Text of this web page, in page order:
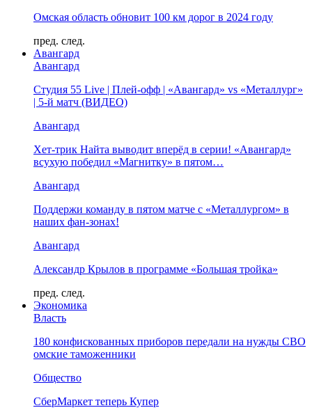
Омская область обновит 100 км дорог в 2024 году
пред. след.
Авангард
Авангард
Студия 55 Live | Плей-офф | «Авангард» vs «Металлург»
| 5-й матч (ВИДЕО)
Авангард
Хет-трик Найта выводит вперёд в серии! «Авангард»
всухую победил «Магнитку» в пятом…
Авангард
Поддержи команду в пятом матче с «Металлургом» в
наших фан-зонах!
Авангард
Александр Крылов в программе «Большая тройка»
пред. след.
Экономика
Власть
180 конфискованных приборов передали на нужды СВО
омские таможенники
Общество
СберМаркет теперь Купер